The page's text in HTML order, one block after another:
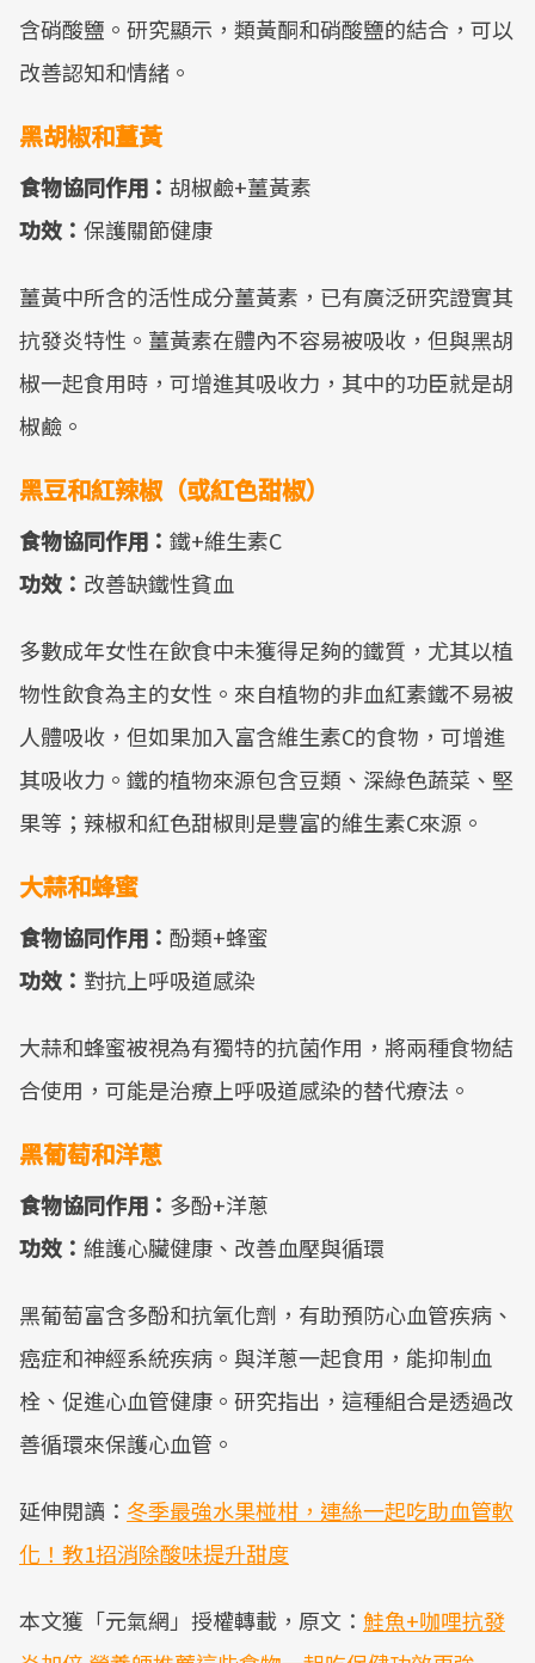
含硝酸鹽。研究顯示，類黃酮和硝酸鹽的結合，可以
改善認知和情緒。
黑胡椒和薑黃
食物協同作用： 胡椒鹼+薑黃素
功效： 保護關節健康
薑黃中所含的活性成分薑黃素，已有廣泛研究證實其
抗發炎特性。薑黃素在體內不容易被吸收，但與黑胡
椒一起食用時，可增進其吸收力，其中的功臣就是胡
椒鹼。
黑豆和紅辣椒（或紅色甜椒）
食物協同作用： 鐵+維生素C
功效： 改善缺鐵性貧血
多數成年女性在飲食中未獲得足夠的鐵質，尤其以植
物性飲食為主的女性。來自植物的非血紅素鐵不易被
人體吸收，但如果加入富含維生素C的食物，可增進
其吸收力。鐵的植物來源包含豆類、深綠色蔬菜、堅
果等；辣椒和紅色甜椒則是豐富的維生素C來源。
大蒜和蜂蜜
食物協同作用： 酚類+蜂蜜
功效： 對抗上呼吸道感染
大蒜和蜂蜜被視為有獨特的抗菌作用，將兩種食物結
合使用，可能是治療上呼吸道感染的替代療法。
黑葡萄和洋蔥
食物協同作用： 多酚+洋蔥
功效： 維護心臟健康、改善血壓與循環
黑葡萄富含多酚和抗氧化劑，有助預防心血管疾病、
癌症和神經系統疾病。與洋蔥一起食用，能抑制血
栓、促進心血管健康。研究指出，這種組合是透過改
善循環來保護心血管。
延伸閱讀： 冬季最強水果椪柑，連絲一起吃助血管軟
化！教1招消除酸味提升甜度
本文獲「元氣網」授權轉載，原文： 鮭魚+咖哩抗發